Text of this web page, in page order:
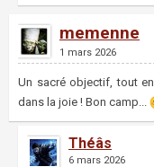
memenne
1 mars 2026
Un sacré objectif, tout
dans la joie ! Bon camp...
Théâs
6 mars 2026